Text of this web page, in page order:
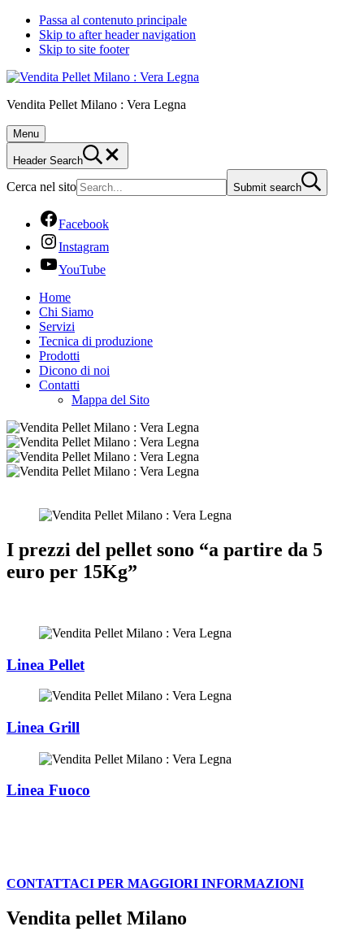
Passa al contenuto principale
Skip to after header navigation
Skip to site footer
Vendita Pellet Milano : Vera Legna
Menu
Header Search
Cerca nel sito Submit search
Facebook
Instagram
YouTube
Home
Chi Siamo
Servizi
Tecnica di produzione
Prodotti
Dicono di noi
Contatti
Mappa del Sito
I prezzi del pellet sono “a partire da 5
euro per 15Kg”
Linea Pellet
Linea Grill
Linea Fuoco
CONTATTACI PER MAGGIORI INFORMAZIONI
Vendita pellet Milano